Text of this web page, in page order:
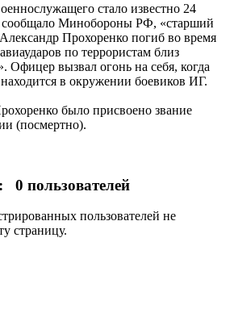
стало известно 24
сообщало Минобороны РФ, «старший
Прохоренко погиб во время
по террористам близ
Офицер вызвал огонь на себя, когда
в окружении боевиков ИГ.
было присвоено звание
(посмертно).
0 пользователей
пользователей не
страницу.